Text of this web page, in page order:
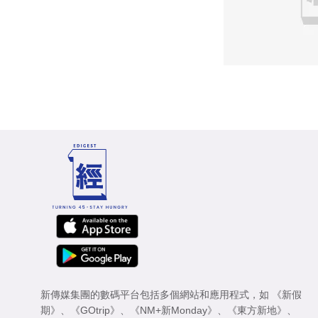
新傳媒集團的數碼平台包括多個網站和應用程式，如
《新假
期》 、 《GOtrip》 、 《NM+新Monday》 、 《東方新地》 、